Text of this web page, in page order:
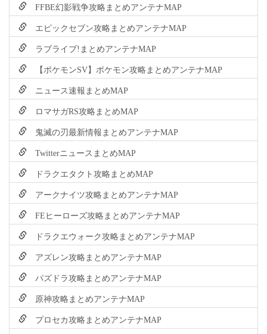
FFBE幻影戦争攻略まとめアンテナMAP
エピックセブン攻略まとめアンテナMAP
ラブライブ!まとめアンテナMAP
【ポケモンSV】ポケモン攻略まとめアンテナMAP
ニュース速報まとめMAP
ロマサガRS攻略まとめMAP
鬼滅の刃最新情報まとめアンテナMAP
TwitterニュースまとめMAP
ドラクエタクト攻略まとめMAP
アークナイツ攻略まとめアンテナMAP
FEヒーローズ攻略まとめアンテナMAP
ドラクエウォーク攻略まとめアンテナMAP
アズレン攻略まとめアンテナMAP
パズドラ攻略まとめアンテナMAP
原神攻略まとめアンテナMAP
プロセカ攻略まとめアンテナMAP